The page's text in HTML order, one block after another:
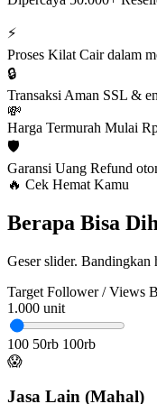
⚡
Proses Kilat Cair dalam
🔒
Transaksi Aman SSL &
💸
Harga Termurah Mulai
🛡️
Garansi Uang Refund
🔥 Cek Hemat Kamu
Berapa Bisa
Geser slider. Bandingkan
Target Follower / Views
1.000 unit
100 50rb 100rb
😱
Jasa Lain (Mahal)